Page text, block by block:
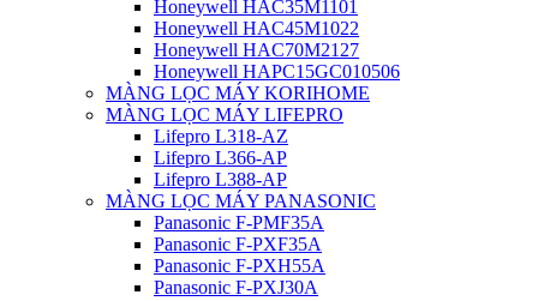
Honeywell HAC35M1101
Honeywell HAC45M1022
Honeywell HAC70M2127
Honeywell HAPC15GC010506
MÀNG LỌC MÁY KORIHOME
MÀNG LỌC MÁY LIFEPRO
Lifepro L318-AZ
Lifepro L366-AP
Lifepro L388-AP
MÀNG LỌC MÁY PANASONIC
Panasonic F-PMF35A
Panasonic F-PXF35A
Panasonic F-PXH55A
Panasonic F-PXJ30A